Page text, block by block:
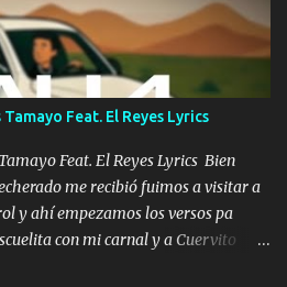
en mi corazón me llevo lo mismo que
porque no puedo mirarte, mas se
eres mi gran ángel, El desespero me
tu iluminas mi sendero por siempre
te tengo es co...
Feat. El Reyes Lyrics
Feat. El Reyes Lyrics Bien
me recibió fuimos a visitar a
y ahí empezamos los versos pa
con mi carnal y a Cuervito